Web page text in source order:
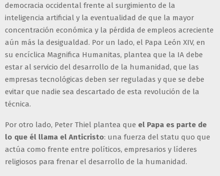
democracia occidental frente al surgimiento de la
inteligencia artificial y la eventualidad de que la mayor
concentración económica y la pérdida de empleos acreciente
aún más la desigualdad. Por un lado, el Papa León XIV, en
su encíclica Magnifica Humanitas, plantea que la IA debe
estar al servicio del desarrollo de la humanidad, que las
empresas tecnológicas deben ser reguladas y que se debe
evitar que nadie sea descartado de esta revolución de la
técnica.
Por otro lado, Peter Thiel plantea que el Papa es parte de
lo que él llama el Anticristo: una fuerza del statu quo que
actúa como frente entre políticos, empresarios y líderes
religiosos para frenar el desarrollo de la humanidad.